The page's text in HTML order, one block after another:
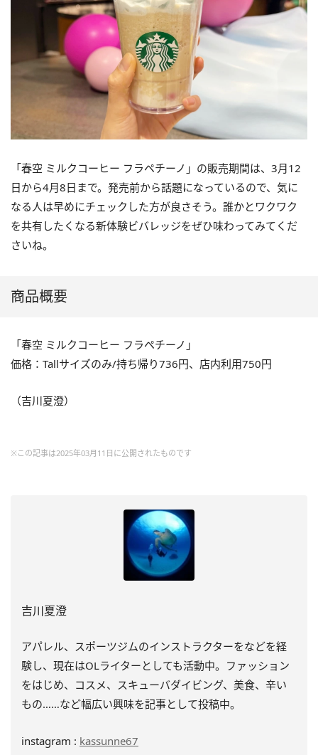
「春空 ミルクコーヒー フラペチーノ」の販売期間は、3月12
日から4月8日まで。発売前から話題になっているので、気に
なる人は早めにチェックした方が良さそう。誰かとワクワク
を共有したくなる新体験ビバレッジをぜひ味わってみてくだ
さいね。
商品概要
「春空 ミルクコーヒー フラペチーノ」
価格：Tallサイズのみ/持ち帰り736円、店内利用750円
（吉川夏澄）
※この記事は2025年03月11日に公開されたものです
吉川夏澄
アパレル、スポーツジムのインストラクターをなどを経
験し、 現在はOLライターとしても活動中。ファッション
をはじめ、 コスメ、スキューバダイビング、美食、辛い
もの……など幅広い興味を記事として投稿中。
instagram : kassunne67